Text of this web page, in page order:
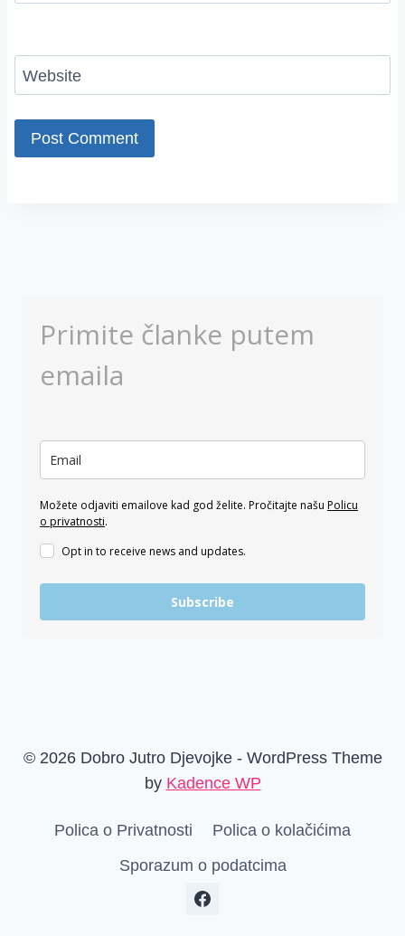
Website
Primite članke putem
emaila
Možete odjaviti emailove kad god želite. Pročitajte našu Policu
o privatnosti.
Opt in to receive news and updates.
Subscribe
© 2026 Dobro Jutro Djevojke - WordPress Theme
by Kadence WP
Polica o Privatnosti
Polica o kolačićima
Sporazum o podatcima